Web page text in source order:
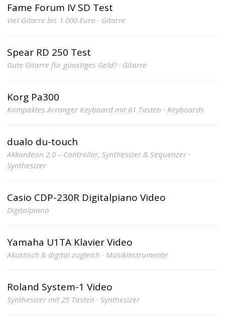
Fame Forum IV SD Test
Viel Gitarre bis 1.000 Euro · Gitarre
Spear RD 250 Test
Gute Gitarre für günstiges Geld? · Gitarre
Korg Pa300
Kompaktes Arranger Keyboard mit 61 Tasten · Keyboards
dualo du-touch
Akkordeon 2.0 – Controller, Synthesizer & Sequenzer ·
Synthesizer
Casio CDP-230R Digitalpiano Video
Digitalpiano
Yamaha U1TA Klavier Video
Akustisch & digital zugleich · Musikinstrumente
Roland System-1 Video
Synthesizer mit 25 Tasten · Synthesizer